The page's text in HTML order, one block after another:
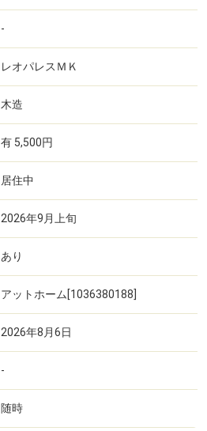
-
レオパレスＭＫ
木造
有 5,500円
居住中
2026年9月上旬
あり
アットホーム[1036380188]
2026年8月6日
-
随時